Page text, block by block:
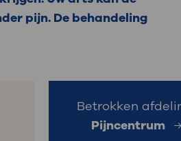
pijn. De behandeling
Betrokken
Pijncentrum